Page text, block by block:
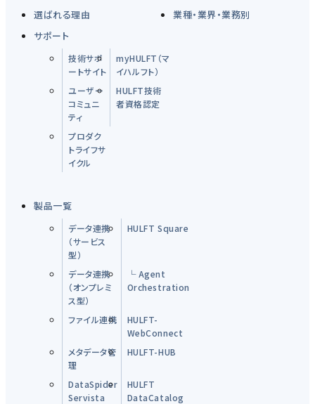
選ばれる理由
業種・業界・業務別
サポート
技術サポ
ートサイト
myHULFT（マ
イハルフト）
ユーザー
コミュニ
ティ
HULFT技術
者資格認定
プロダク
トライフサ
イクル
製品一覧
データ連携
（サービス
型）
HULFT Square
データ連携
（オンプレミ
ス型）
└ Agent
Orchestration
ファイル連携
HULFT-
WebConnect
メタデータ管
理
HULFT-HUB
DataSpider
Servista
HULFT
DataCatalog